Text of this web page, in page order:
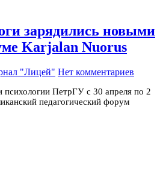
зарядились новыми
Karjalan Nuorus
"Лицей" Нет комментариев
психологии ПетрГУ с 30 апреля по 2
педагогический форум